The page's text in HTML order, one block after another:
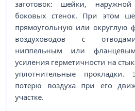
заготовок: шейки,
боковых стенок. При этом
прямоугольную или округлую
воздуховодов с
ниппельным или
усиления герметичности на
уплотнительные прокладки.
потерю воздуха при его
участке.